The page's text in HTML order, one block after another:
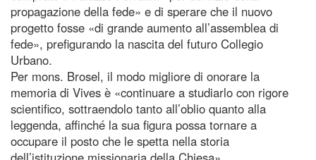
propagazione della fede» e di sperare che il nuovo
progetto fosse «di grande aumento all’assemblea di
fede», prefigurando la nascita del futuro Collegio
Urbano.
Per mons. Brosel, il modo migliore di onorare la
memoria di Vives è «continuare a studiarlo con rigore
scientifico, sottraendolo tanto all’oblio quanto alla
leggenda, affinché la sua figura possa tornare a
occupare il posto che le spetta nella storia